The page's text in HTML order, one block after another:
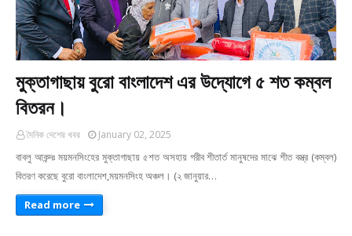
মুক্তাগাছায় বুরো বাংলাদেশ এর উদ্যোগে ৫ শত কম্বল
বিতরন।
দৈনিক দেশের খবর January 02, 2025
বাবলু আকন্দঃ ময়মনসিংহের মুক্তাগাছায় ৫শত অসহায় গরীব শীতার্ত মানুষদের মাঝে শীত বস্ত্র (কম্বল)
বিতরণ করেছে বুরো বাংলাদেশ,ময়মনসিংহ অঞ্চল। (২ জানুয়ার…
Read more